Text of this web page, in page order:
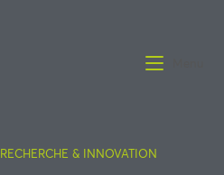
RECHERCHE & INNOVATION